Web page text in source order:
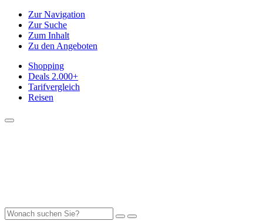
Zur Navigation
Zur Suche
Zum Inhalt
Zu den Angeboten
Shopping
Deals 2.000+
Tarifvergleich
Reisen